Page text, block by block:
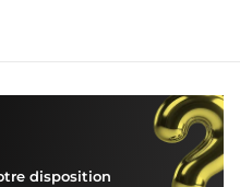
disposition